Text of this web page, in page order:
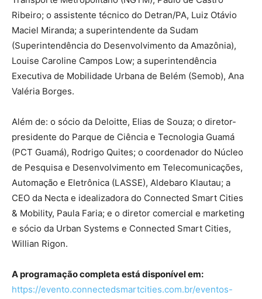
Ribeiro; o assistente técnico do Detran/PA, Luiz Otávio
Maciel Miranda; a superintendente da Sudam
(Superintendência do Desenvolvimento da Amazônia),
Louise Caroline Campos Low; a superintendência
Executiva de Mobilidade Urbana de Belém (Semob), Ana
Valéria Borges.
Além de: o sócio da Deloitte, Elias de Souza; o diretor-
presidente do Parque de Ciência e Tecnologia Guamá
(PCT Guamá), Rodrigo Quites; o coordenador do Núcleo
de Pesquisa e Desenvolvimento em Telecomunicações,
Automação e Eletrônica (LASSE), Aldebaro Klautau; a
CEO da Necta e idealizadora do Connected Smart Cities
& Mobility, Paula Faria; e o diretor comercial e marketing
e sócio da Urban Systems e Connected Smart Cities,
Willian Rigon.
A programação completa está disponível em:
https://evento.connectedsmartcities.com.br/eventos-